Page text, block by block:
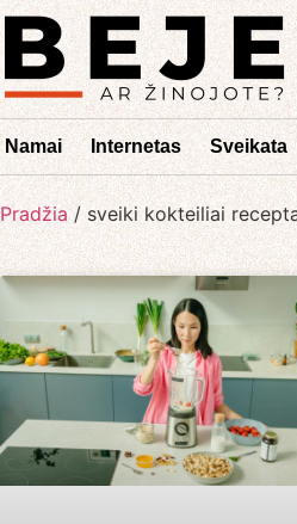
Namai Internetas Sveikata
Pradžia / sveiki kokteiliai